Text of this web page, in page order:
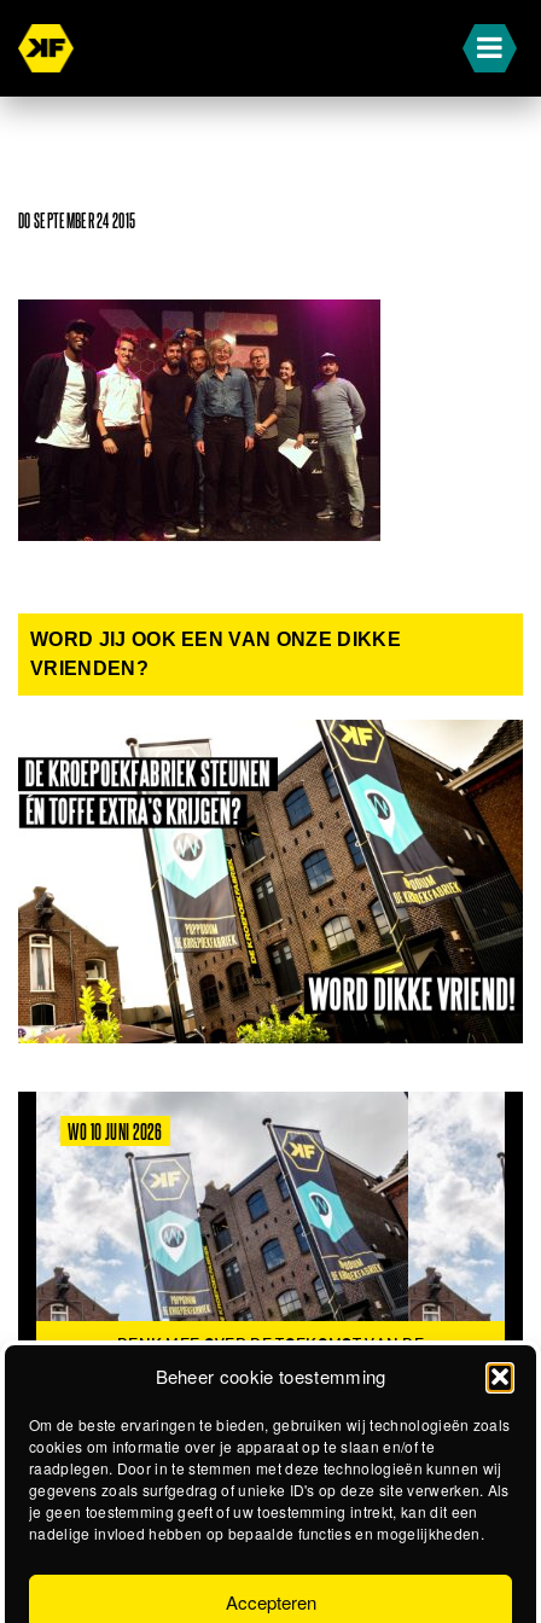
Beheer cookie toestemming
Om de beste ervaringen te bieden, gebruiken wij technologieën zoals
cookies om informatie over je apparaat op te slaan en/of te
raadplegen. Door in te stemmen met deze technologieën kunnen wij
gegevens zoals surfgedrag of unieke ID's op deze site verwerken. Als
je geen toestemming geeft of uw toestemming intrekt, kan dit een
nadelige invloed hebben op bepaalde functies en mogelijkheden.
Accepteren
DO SEPTEMBER 24 2015
WORD JIJ OOK EEN VAN ONZE DIKKE
VRIENDEN?
WO 10 JUNI 2026
DENK MEE OVER DE TOEKOMST VAN DE
KROEPOEKFABRIEK